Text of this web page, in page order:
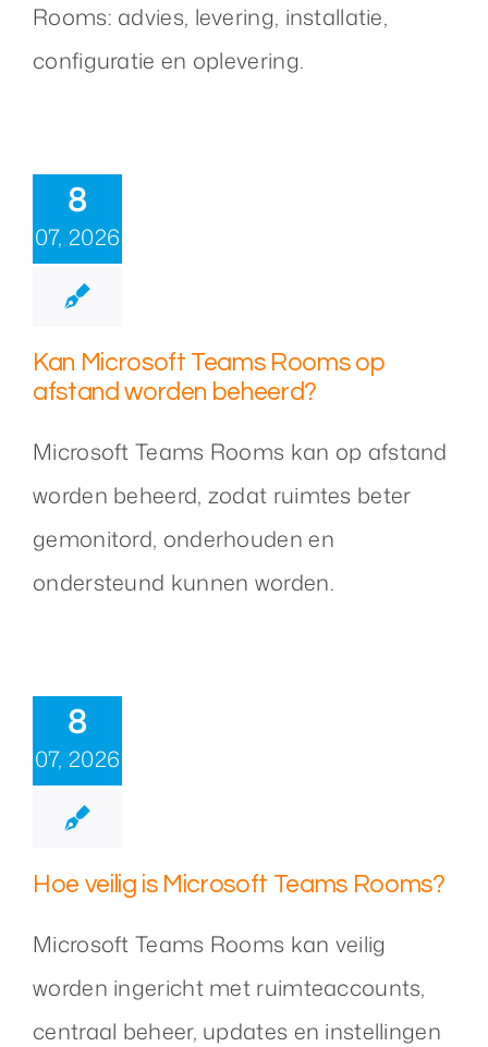
Rooms: advies, levering, installatie,
configuratie en oplevering.
8
07, 2026
Kan Microsoft Teams Rooms op
afstand worden beheerd?
Microsoft Teams Rooms kan op afstand
worden beheerd, zodat ruimtes beter
gemonitord, onderhouden en
ondersteund kunnen worden.
8
07, 2026
Hoe veilig is Microsoft Teams Rooms?
Microsoft Teams Rooms kan veilig
worden ingericht met ruimteaccounts,
centraal beheer, updates en instellingen